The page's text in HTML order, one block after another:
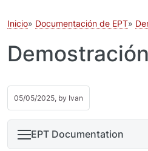
Inicio Documentación de EPT
05/05/2025, by Ivan
EPT Documentation